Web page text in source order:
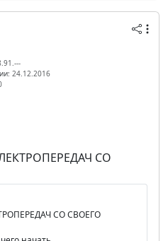
24.12.2016
СО
СО СВОЕГО